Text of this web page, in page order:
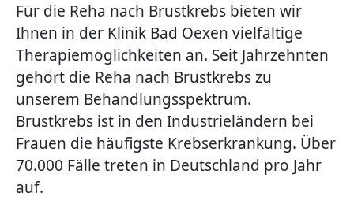
Für die Reha nach Brustkrebs bieten wir
Ihnen in der Klinik Bad Oexen vielfältige
Therapiemöglichkeiten an. Seit Jahrzehnten
gehört die Reha nach Brustkrebs zu
unserem Behandlungsspektrum.
Brustkrebs ist in den Industrieländern bei
Frauen die häufigste Krebserkrankung. Über
70.000 Fälle treten in Deutschland pro Jahr
auf.